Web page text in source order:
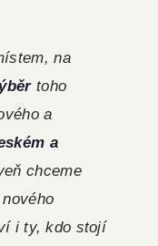
na
toho
a
a
chceme
i ty, kdo stojí